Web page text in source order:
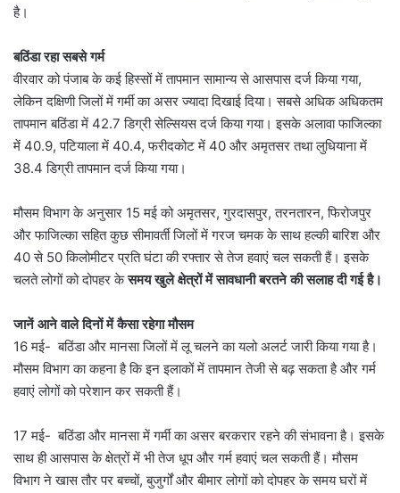
है।
बठिंडा रहा सबसे गर्म
वीरवार को पंजाब के कई हिस्सों में तापमान सामान्य से आसपास दर्ज किया गया,
लेकिन दक्षिणी जिलों में गर्मी का असर ज्यादा दिखाई दिया। सबसे अधिक अधिकतम
तापमान बठिंडा में 42.7 डिग्री सेल्सियस दर्ज किया गया। इसके अलावा फाजिल्का
में 40.9, पटियाला में 40.4, फरीदकोट में 40 और अमृतसर तथा लुधियाना में
38.4 डिग्री तापमान दर्ज किया गया।
मौसम विभाग के अनुसार 15 मई को अमृतसर, गुरदासपुर, तरनतारन, फिरोजपुर
और फाजिल्का सहित कुछ सीमावर्ती जिलों में गरज चमक के साथ हल्की बारिश और
40 से 50 किलोमीटर प्रति घंटा की रफ्तार से तेज हवाएं चल सकती हैं। इसके
चलते लोगों को दोपहर केसमय खुले क्षेत्रों में सावधानी बरतने की सलाह दी गई है।
जानें आने वाले दिनों में कैसा रहेगा मौसम
16 मई- बठिंडा और मानसा जिलों में लू चलने का यलो अलर्ट जारी किया गया है।
मौसम विभाग का कहना है कि इन इलाकों में तापमान तेजी से बढ़ सकता है और गर्म
हवाएं लोगों को परेशान कर सकती हैं।
17 मई- बठिंडा और मानसा में गर्मी का असर बरकरार रहने की संभावना है। इसके
साथ ही आसपास के क्षेत्रों में भी तेज धूप और गर्म हवाएं चल सकती हैं। मौसम
विभाग ने खास तौर पर बच्चों, बुजुर्गों और बीमार लोगों को दोपहर के समय घरों में